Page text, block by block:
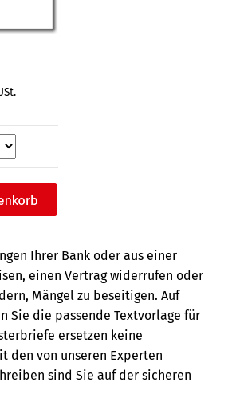
Ihrer Bank oder aus einer
einen Vertrag widerrufen oder
Mängel zu beseitigen. Auf
Sie die passende Textvorlage für
ersetzen keine
den von unseren Experten
sind Sie auf der sicheren